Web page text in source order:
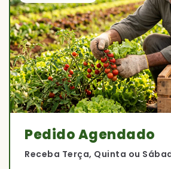
Pedido Agendado
Receba Terça, Quinta ou